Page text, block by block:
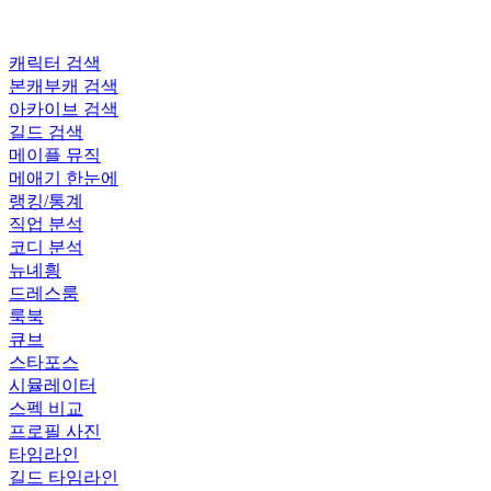
캐릭터 검색
본캐부캐 검색
아카이브 검색
길드 검색
메이플 뮤직
메애기 한눈에
랭킹/통계
직업 분석
코디 분석
뉴녜힁
드레스룸
룩북
큐브
스타포스
시뮬레이터
스펙 비교
프로필 사진
타임라인
길드 타임라인